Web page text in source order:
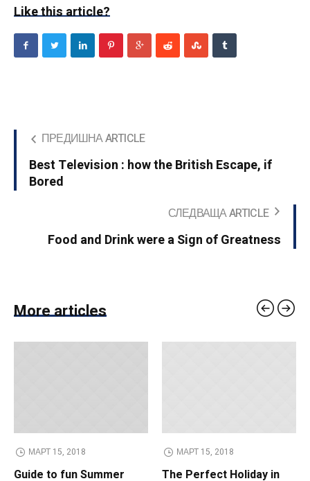
Like this article?
ПРЕДИШНА ARTICLE
Best Television : how the British Escape, if
Bored
СЛЕДВАЩА ARTICLE
Food and Drink were a Sign of Greatness
More articles
МАРТ 15, 2018
Guide to fun Summer
МАРТ 15, 2018
The Perfect Holiday in